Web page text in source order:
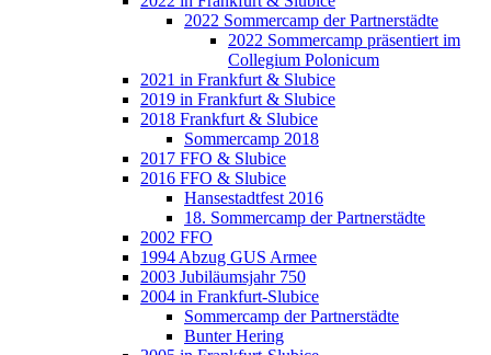
2022 Sommercamp der Partnerstädte
2022 Sommercamp präsentiert im
Collegium Polonicum
2021 in Frankfurt & Slubice
2019 in Frankfurt & Slubice
2018 Frankfurt & Slubice
Sommercamp 2018
2017 FFO & Slubice
2016 FFO & Slubice
Hansestadtfest 2016
18. Sommercamp der Partnerstädte
2002 FFO
1994 Abzug GUS Armee
2003 Jubiläumsjahr 750
2004 in Frankfurt-Slubice
Sommercamp der Partnerstädte
Bunter Hering